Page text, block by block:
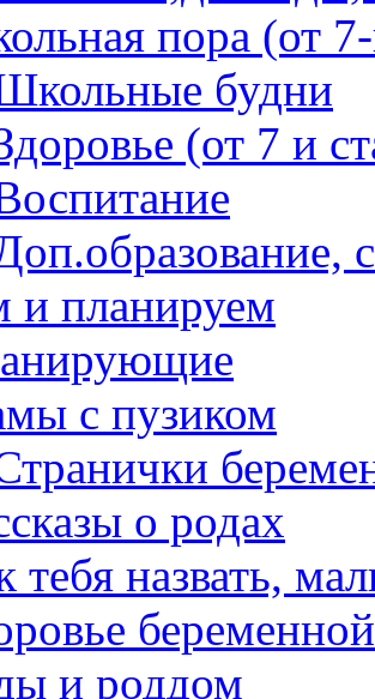
пора (от
будни
(от 7 и
планируем
с пузиком
о родах
тебя назвать,
беременной
и роддом